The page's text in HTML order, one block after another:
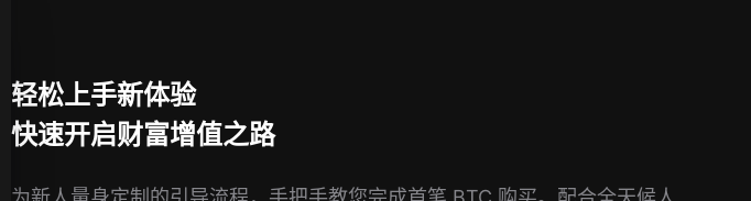
轻松上手新体验
快速开启财富增值之路